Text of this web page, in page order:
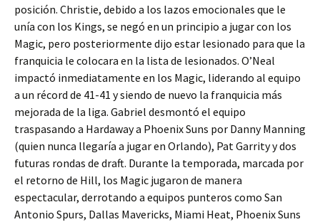
posición. Christie, debido a los lazos emocionales que le
unía con los Kings, se negó en un principio a jugar con los
Magic, pero posteriormente dijo estar lesionado para que la
franquicia le colocara en la lista de lesionados. O’Neal
impactó inmediatamente en los Magic, liderando al equipo
a un récord de 41-41 y siendo de nuevo la franquicia más
mejorada de la liga. Gabriel desmontó el equipo
traspasando a Hardaway a Phoenix Suns por Danny Manning
(quien nunca llegaría a jugar en Orlando), Pat Garrity y dos
futuras rondas de draft. Durante la temporada, marcada por
el retorno de Hill, los Magic jugaron de manera
espectacular, derrotando a equipos punteros como San
Antonio Spurs, Dallas Mavericks, Miami Heat, Phoenix Suns